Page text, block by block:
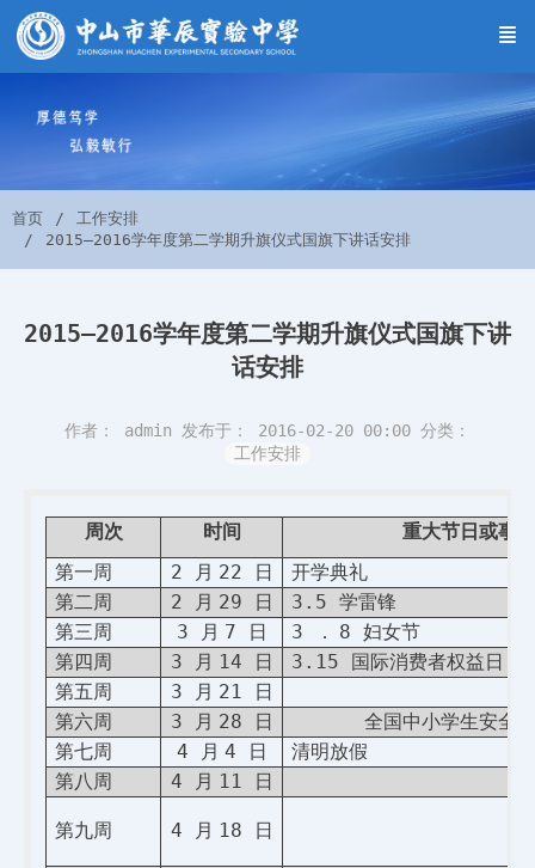
首页
工作安排
2015―2016学年度第二学期升旗仪式国旗下讲话安排
2015―2016学年度第二学期升旗仪式国旗下讲
话安排
作者： admin 发布于： 2016-02-20 00:00 分类：
工作安排
周次 时间
重大节日或事件
第一周
2 月 22 日
开学典礼
第二周
2 月 29 日 3.5学雷锋
第三周
3 月 7 日 3 ． 8妇女节
第四周
3 月 14 日 3.15
国际消费者权益日
第五周
3 月 21
日
第六周
3 月 28 日
全国中小学生安全
第七周
4 月 4 日
清明放假
第八周
4 月 11 日
第九周 4 月 18 日